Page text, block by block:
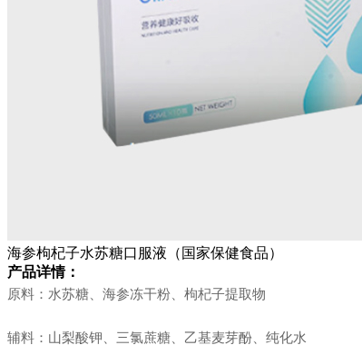
海参枸杞子水苏糖口服液（国家保健食品）
产品详情：
原料：水苏糖、海参冻干粉、枸杞子提取物
辅料：山梨酸钾、三氯蔗糖、乙基麦芽酚、纯化水